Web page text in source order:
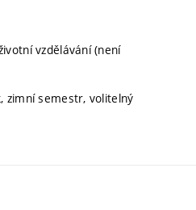
vzdělávání (není
zimní semestr, volitelný